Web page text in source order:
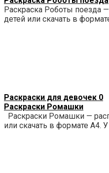
Раскраска Роботы поезда
детей или скачать в
Раскраски для девочек 0
Раскраски Ромашки
Раскраски Ромашки —
или скачать в формате А4. У